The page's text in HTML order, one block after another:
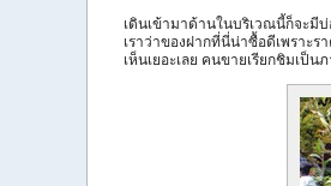
เดินเข้ามาด้านในบริเวณนี้ก็จะมี
เราว่าของฝากที่นี่น่าซื้อดีเพราะ
เห็นเยอะเลย คนขายเรียกชิมเป็